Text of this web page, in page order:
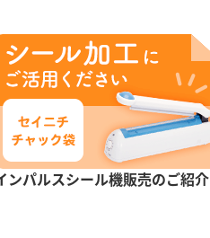
ンパルスシール機販売のご紹介